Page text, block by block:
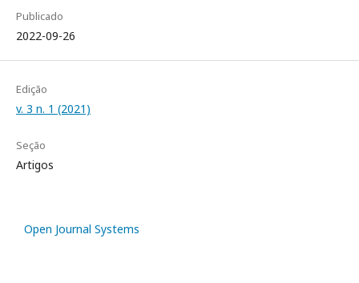
Publicado
2022-09-26
Edição
v. 3 n. 1 (2021)
Seção
Artigos
Open Journal Systems